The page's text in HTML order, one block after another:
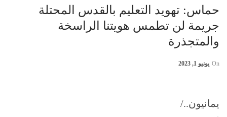
حماس: تهويد التعليم بالقدس المحتلة
جريمة لن تطمس هويتنا الراسخة
والمتجذرة
On يونيو 1, 2023
يمانيون../